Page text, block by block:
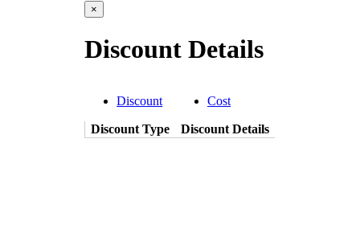
×
Discount Details
Discount Cost
Discount Type Discount Details